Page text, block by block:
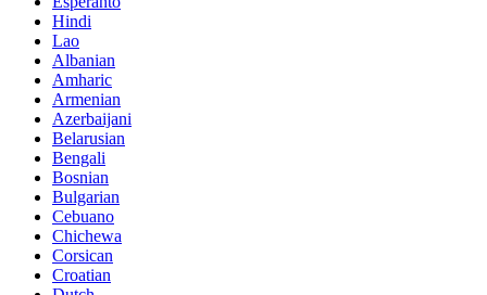
Hindi
Lao
Albanian
Amharic
Armenian
Azerbaijani
Belarusian
Bengali
Bosnian
Bulgarian
Cebuano
Chichewa
Corsican
Croatian